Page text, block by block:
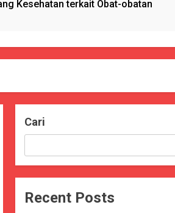
Kesehatan terkait Obat-obatan
ke Enam Kalinya.
Kab. Sukabumi.
Serta Pelatihan PBB
Cari
Recent Posts